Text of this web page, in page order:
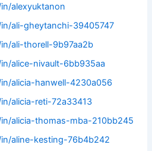
alexyuktanon
ali-gheytanchi-39405747
ali-thorell-9b97aa2b
alice-nivault-6bb935aa
alicia-hanwell-4230a056
alicia-reti-72a33413
alicia-thomas-mba-210bb245
aline-kesting-76b4b242